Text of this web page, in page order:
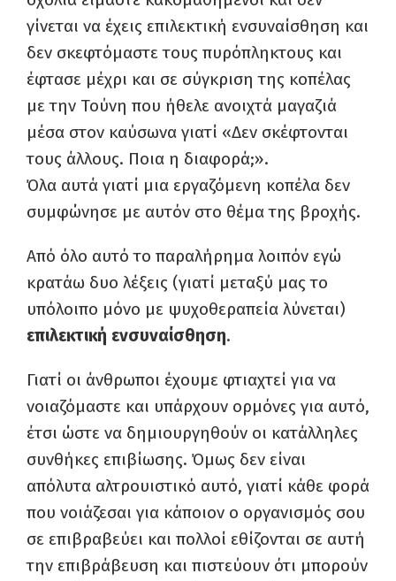
γίνεται να έχεις επιλεκτική ενσυναίσθηση και
δεν σκεφτόμαστε τους πυρόπληκτους και
έφτασε μέχρι και σε σύγκριση της κοπέλας
με την Τούνη που ήθελε ανοιχτά μαγαζιά
μέσα στον καύσωνα γιατί «Δεν σκέφτονται
τους άλλους. Ποια η διαφορά;».
Όλα αυτά γιατί μια εργαζόμενη κοπέλα δεν
συμφώνησε με αυτόν στο θέμα της βροχής.
Από όλο αυτό το παραλήρημα λοιπόν εγώ
κρατάω δυο λέξεις (γιατί μεταξύ μας το
υπόλοιπο μόνο με ψυχοθεραπεία λύνεται)
επιλεκτική ενσυναίσθηση.
Γιατί οι άνθρωποι έχουμε φτιαχτεί για να
νοιαζόμαστε και υπάρχουν ορμόνες για αυτό,
έτσι ώστε να δημιουργηθούν οι κατάλληλες
συνθήκες επιβίωσης. Όμως δεν είναι
απόλυτα αλτρουιστικό αυτό, γιατί κάθε φορά
που νοιάζεσαι για κάποιον ο οργανισμός σου
σε επιβραβεύει και πολλοί εθίζονται σε αυτή
την επιβράβευση και πιστεύουν ότι μπορούν